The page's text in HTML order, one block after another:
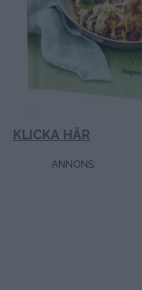
KLICKA HÄR